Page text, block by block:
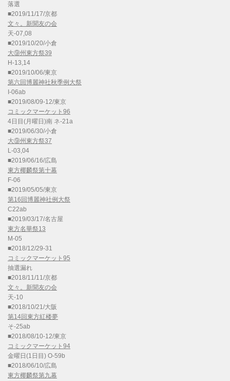
落選
■2019/11/17/京都
文々。新聞友の会
天-07,08
■2019/10/20/小倉
大⑨州東方祭39
H-13,14
■2019/10/06/東京
第六回博麗神社秋季例大祭
I-06ab
■2019/08/09-12/東京
コミックマーケット96
4日目(月曜日)南 ネ-21a
■2019/06/30/小倉
大⑨州東方祭37
L-03,04
■2019/06/16/広島
東方椰麟祭第十幕
F-06
■2019/05/05/東京
第16回博麗神社例大祭
C22ab
■2019/03/17/名古屋
東方名華祭13
M-05
■2018/12/29-31
コミックマーケット95
抽選漏れ
■2018/11/11/京都
文々。新聞友の会
天-10
■2018/10/21/大阪
第14回東方紅楼夢
そ-25ab
■2018/08/10-12/東京
コミックマーケット94
金曜日(1日目) O-59b
■2018/06/10/広島
東方椰麟祭第九幕